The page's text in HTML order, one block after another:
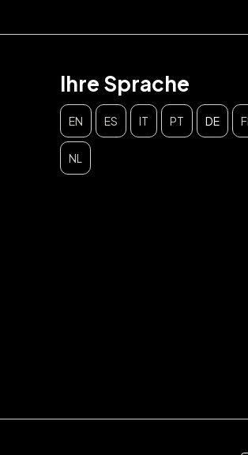
Ihre Sprache
EN ES IT PT DE
NL